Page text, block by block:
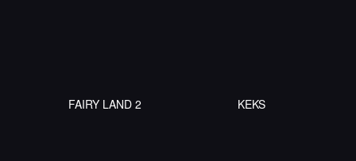
FAIRY LAND 2 KEKS